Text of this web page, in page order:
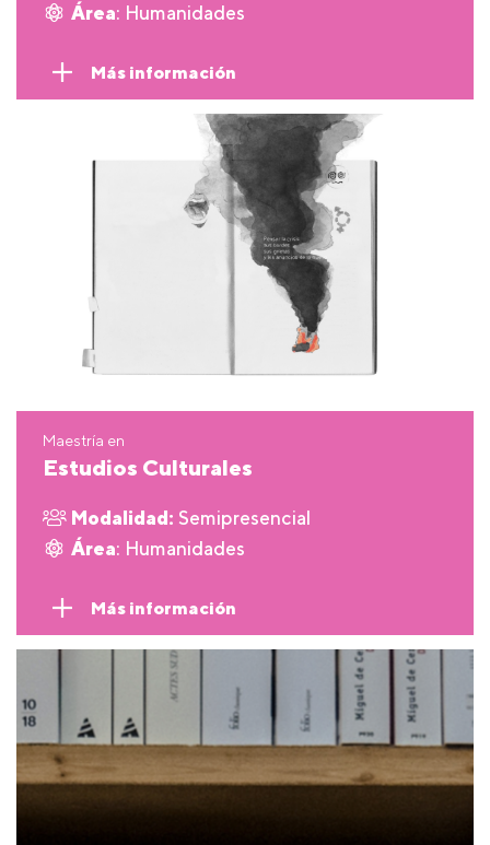
Área: Humanidades
Más información
Maestría en
Estudios Culturales
Modalidad: Semipresencial
Área: Humanidades
Más información